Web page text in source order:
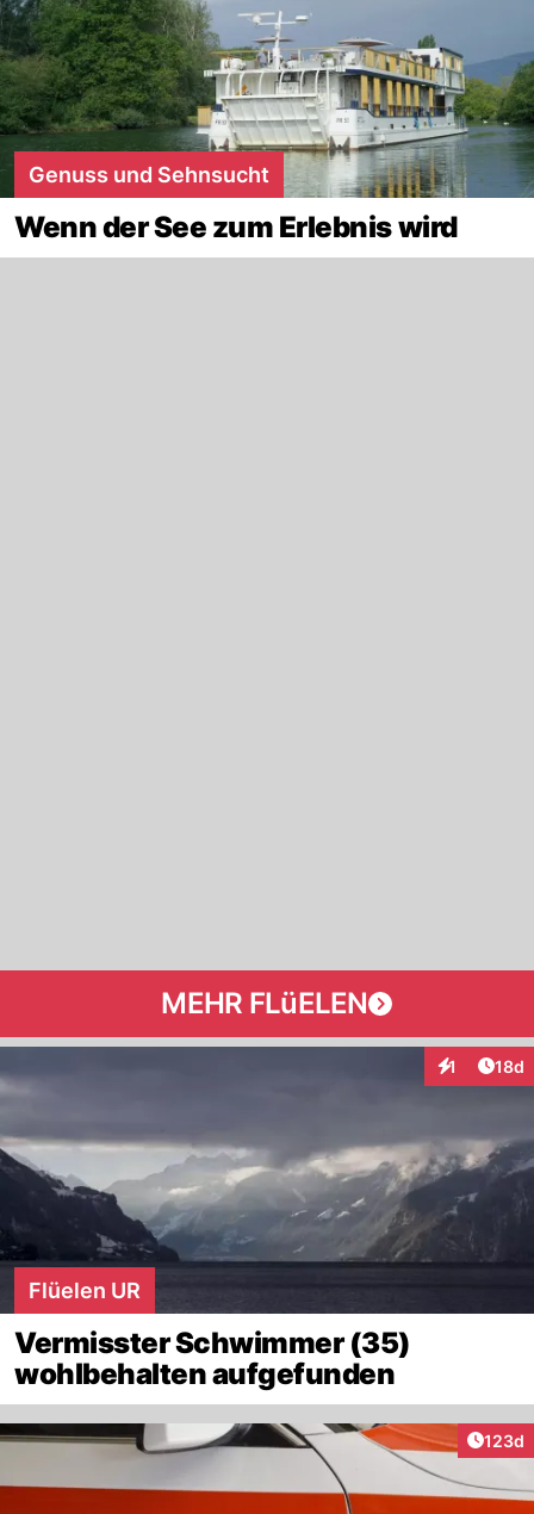
Genuss und Sehnsucht
Wenn der See zum Erlebnis wird
MEHR FLüELEN
1 18d
Flüelen UR
Vermisster Schwimmer (35)
wohlbehalten aufgefunden
123d